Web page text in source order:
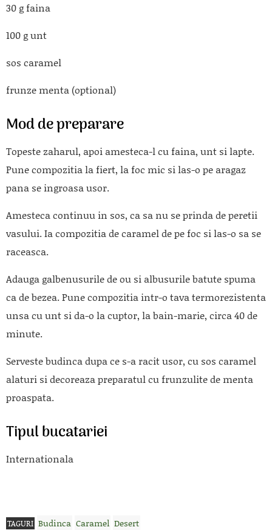
30 g faina
100 g unt
sos caramel
frunze menta (optional)
Mod de preparare
Topeste zaharul, apoi amesteca-l cu faina, unt si lapte.
Pune compozitia la fiert, la foc mic si las-o pe aragaz
pana se ingroasa usor.
Amesteca continuu in sos, ca sa nu se prinda de peretii
vasului. Ia compozitia de caramel de pe foc si las-o sa se
raceasca.
Adauga galbenusurile de ou si albusurile batute spuma
ca de bezea. Pune compozitia intr-o tava termorezistenta
unsa cu unt si da-o la cuptor, la bain-marie, circa 40 de
minute.
Serveste budinca dupa ce s-a racit usor, cu sos caramel
alaturi si decoreaza preparatul cu frunzulite de menta
proaspata.
Tipul bucatariei
Internationala
TAGURI Budinca Caramel Desert